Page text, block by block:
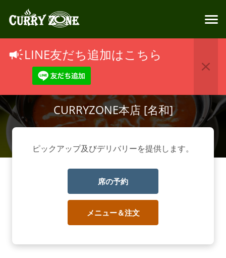
LINE友だち追加はこちら
東海市 名和町のインデ
ィアン Food Delivery
CURRYZONE本店 [名和]
ピックアップ及びデリバリーを提供します。
席の予約
メニュー＆注文